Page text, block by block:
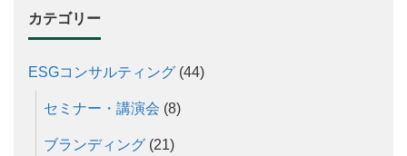
カテゴリー
ESGコンサルティング (44)
セミナー・講演会 (8)
ブランディング (21)